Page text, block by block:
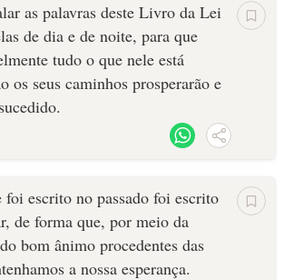
as palavras deste Livro da Lei
de dia e de noite, para que
tudo o que nele está
os seus caminhos pros­perarão e
foi escrito no passado foi escrito
de forma que, por meio da
bom ânimo procedentes das
a nossa esperança.